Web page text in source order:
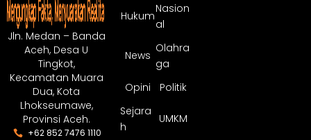
Jln. Medan – Banda
Aceh, Desa U
Tingkot,
Kecamatan Muara
Dua, Kota
Lhokseumawe,
Provinsi Aceh.
+62 852 7476 1110
Hukum
Nasion
al
News
Olahra
ga
Opini
Politik
Sejara
h
UMKM